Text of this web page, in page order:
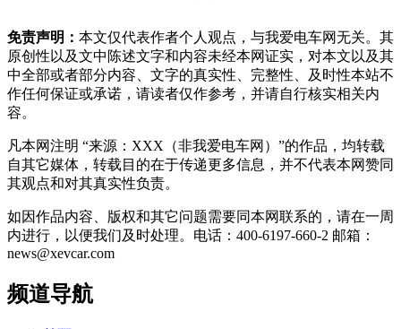
免责声明： 本文仅代表作者个人观点，与我爱电车网无关。其
原创性以及文中陈述文字和内容未经本网证实，对本文以及其
中全部或者部分内容、文字的真实性、完整性、及时性本站不
作任何保证或承诺，请读者仅作参考，并请自行核实相关内
容。
凡本网注明 “来源：XXX（非我爱电车网）”的作品，均转载
自其它媒体，转载目的在于传递更多信息，并不代表本网赞同
其观点和对其真实性负责。
如因作品内容、版权和其它问题需要同本网联系的，请在一周
内进行，以便我们及时处理。电话：400-6197-660-2 邮箱：
news@xevcar.com
频道导航